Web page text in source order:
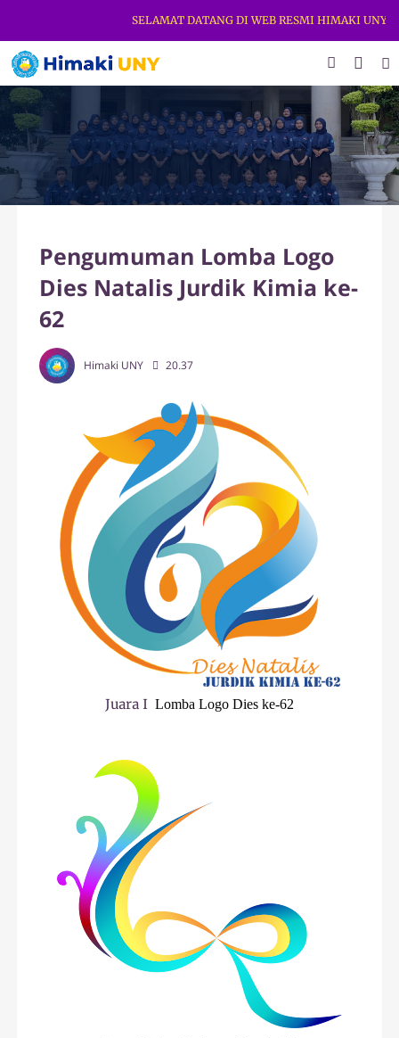
SELAMAT DATANG DI WEB RESMI HIMAKI UNY.
Pengumuman Lomba Logo
Dies Natalis Jurdik Kimia ke-
62
Himaki UNY 20.37
Juara I Lomba Logo Dies ke-62